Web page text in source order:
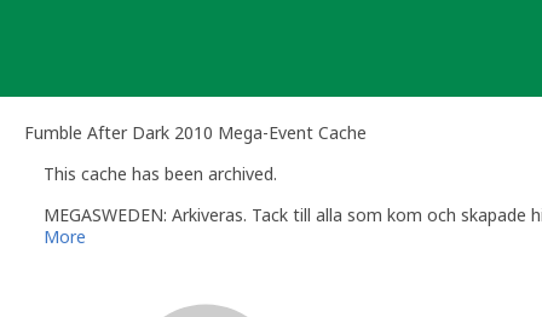
Fumble After Dark 2010 Mega-Event Cache
This cache has been archived.
MEGASWEDEN: Arkiveras. Tack till alla som kom och skapade
More